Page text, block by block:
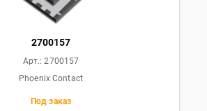
2700157
Арт.:2700157
Phoenix Contact
Под заказ